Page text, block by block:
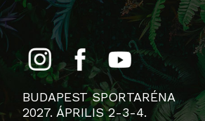
BUDAPEST SPORTARÉNA
2027. ÁPRILIS 2-3-4.